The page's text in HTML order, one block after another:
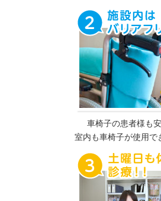
車椅子の患者様も安
室内も車椅子が使用で